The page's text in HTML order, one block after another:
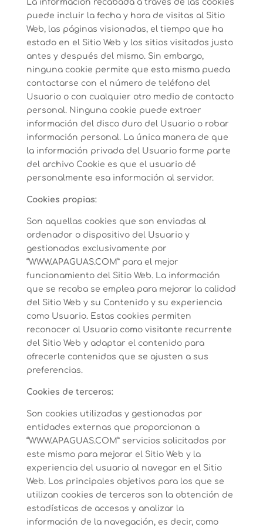
La información recabada a través de las cookies
puede incluir la fecha y hora de visitas al Sitio
Web, las páginas visionadas, el tiempo que ha
estado en el Sitio Web y los sitios visitados justo
antes y después del mismo. Sin embargo,
ninguna cookie permite que esta misma pueda
contactarse con el número de teléfono del
Usuario o con cualquier otro medio de contacto
personal. Ninguna cookie puede extraer
información del disco duro del Usuario o robar
información personal. La única manera de que
la información privada del Usuario forme parte
del archivo Cookie es que el usuario dé
personalmente esa información al servidor.
Cookies propias:
Son aquellas cookies que son enviadas al
ordenador o dispositivo del Usuario y
gestionadas exclusivamente por
“WWW.APAGUAS.COM” para el mejor
funcionamiento del Sitio Web. La información
que se recaba se emplea para mejorar la calidad
del Sitio Web y su Contenido y su experiencia
como Usuario. Estas cookies permiten
reconocer al Usuario como visitante recurrente
del Sitio Web y adaptar el contenido para
ofrecerle contenidos que se ajusten a sus
preferencias.
Cookies de terceros:
Son cookies utilizadas y gestionadas por
entidades externas que proporcionan a
“WWW.APAGUAS.COM” servicios solicitados por
este mismo para mejorar el Sitio Web y la
experiencia del usuario al navegar en el Sitio
Web. Los principales objetivos para los que se
utilizan cookies de terceros son la obtención de
estadísticas de accesos y analizar la
información de la navegación, es decir, como